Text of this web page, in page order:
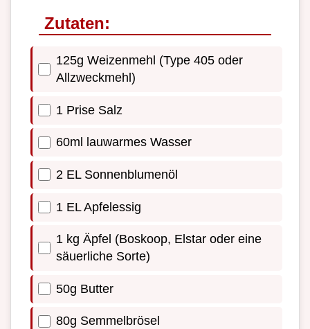
Zutaten:
125g Weizenmehl (Type 405 oder
Allzweckmehl)
1 Prise Salz
60ml lauwarmes Wasser
2 EL Sonnenblumenöl
1 EL Apfelessig
1 kg Äpfel (Boskoop, Elstar oder eine
säuerliche Sorte)
50g Butter
80g Semmelbrösel